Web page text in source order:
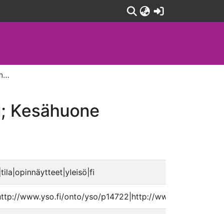
Jotain tapahtuu koko ajan, ja se on hiljainen laulu; Kesähuone
Kesähuone
www.yso.fi/onto/yso/p14722|http://www.yso.fi/